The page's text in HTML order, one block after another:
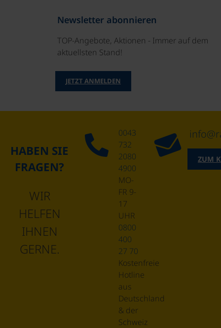
Newsletter abonnieren
TOP-Angebote, Aktionen - Immer auf dem
aktuellsten Stand!
JETZT ANMELDEN
HABEN SIE
FRAGEN?
WIR
HELFEN
IHNEN
GERNE.
0043
732
2080
4900
MO-
FR 9-
17
UHR
0800
400
27 70
Kostenfreie
Hotline
aus
Deutschland
& der
Schweiz
ZUM